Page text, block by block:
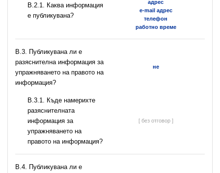
B.2.1. Каква информация
е публикувана?
адрес
e-mail адрес
телефон
работно време
В.3. Публикувана ли е
разяснителна информация за
упражняването на правото на
информация?
не
В.3.1. Къде намерихте
разяснителната
информация за
упражняването на
правото на информация?
[ без отговор ]
В.4. Публикувана ли е